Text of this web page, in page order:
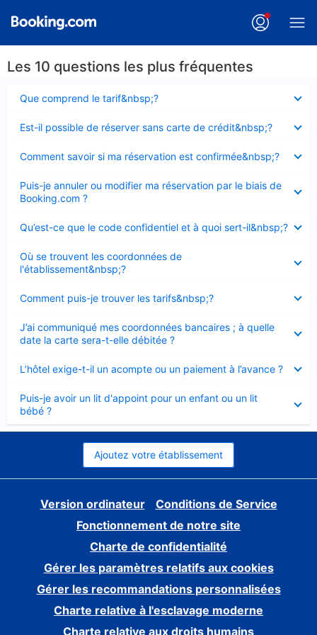
Les 10 questions les plus fréquentes
Que comprend le tarif&nbsp;?
fermé
Est-il possible de réserver sans carte de crédit&nbsp;?
fermé
Comment savoir si ma réservation est confirmée&nbsp;?
fermé
Puis-je annuler ou modifier ma réservation par le biais de
Booking.com ?
fermé
Qu’est-ce que le code confidentiel et à quoi sert-il&nbsp;?
fermé
Où se trouvent les coordonnées de
l'établissement&nbsp;?
fermé
Comment puis-je trouver les tarifs&nbsp;?
fermé
J’ai communiqué mes coordonnées bancaires ; à quelle
date la carte sera-t-elle débitée ?
fermé
L’hôtel exige-t-il un acompte ou un paiement à l’avance ?
fermé
Puis-je avoir un lit d'appoint pour un enfant ou un lit
bébé ?
fermé
Ajoutez votre établissement
Version ordinateur
Conditions de Service
Fonctionnement de notre site
Charte de confidentialité
Gérer les paramètres relatifs aux cookies
Gérer les recommandations personnalisées
Charte relative à l'esclavage moderne
Charte relative aux droits humains